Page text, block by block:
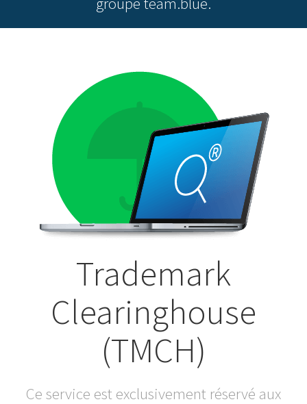
Trademark
Clearinghouse
(TMCH)
Ce service est exclusivement réservé aux